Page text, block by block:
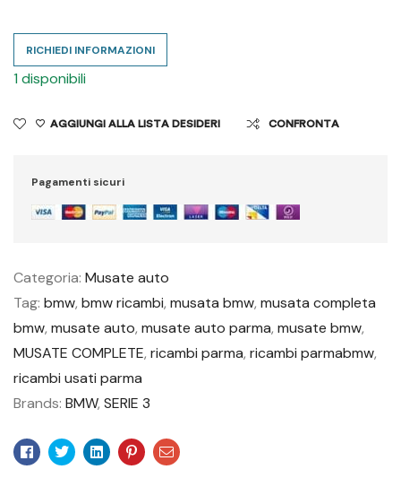
RICHIEDI INFORMAZIONI
1 disponibili
AGGIUNGI ALLA LISTA DESIDERI CONFRONTA
Pagamenti sicuri
Categoria: Musate auto
Tag: bmw, bmw ricambi, musata bmw, musata completa
bmw, musate auto, musate auto parma, musate bmw,
MUSATE COMPLETE, ricambi parma, ricambi parmabmw,
ricambi usati parma
Brands: BMW, SERIE 3
Facebook
TwitterLinkedinPinterest
Email